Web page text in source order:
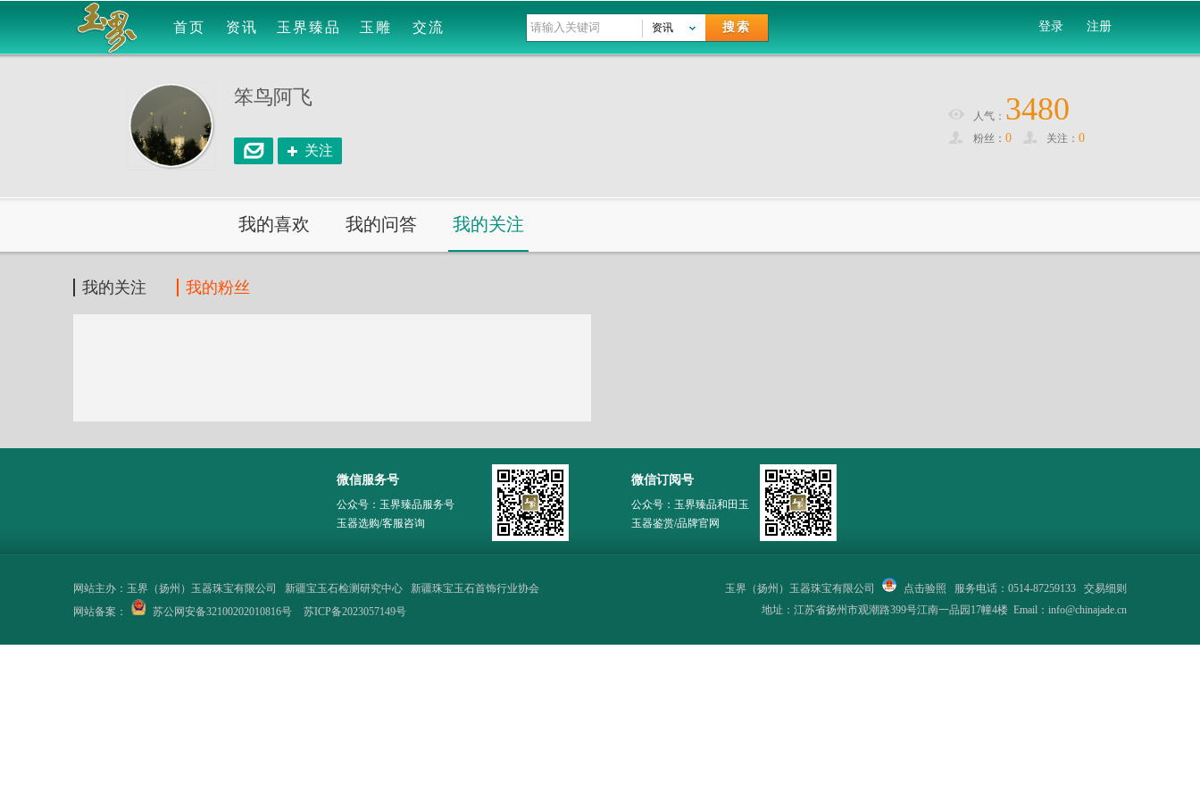
首页 资讯 玉界臻品 玉雕 交流 搜索
资讯 登录 注册
笨鸟阿飞
关注
人气： 3480
粉丝： 0 关注： 0
我的喜欢 我的问答 我的关注
我的关注 我的粉丝
微信服务号
公众号：玉界臻品服务号
玉器选购/客服咨询
微信订阅号
公众号：玉界臻品和田玉
玉器鉴赏/品牌官网
玉界（扬州）玉器珠宝有限公司 点击验照 服务电话：0514-87259133 交易细则
地址：江苏省扬州市观潮路399号江南一品园17幢4楼 Email：info@chinajade.cn
网站主办： 玉界（扬州）玉器珠宝有限公司 新疆宝玉石检测研究中心
新疆珠宝玉石首饰行业协会
网站备案：
苏公网安备32100202010816号 苏ICP备2023057149号